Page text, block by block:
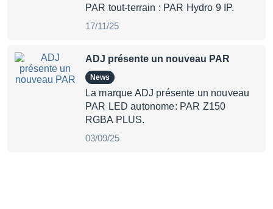
PAR tout-terrain : PAR Hydro 9 IP.
17/11/25
ADJ présente un nouveau PAR
News
La marque ADJ présente un nouveau
PAR LED autonome: PAR Z150
RGBA PLUS.
03/09/25